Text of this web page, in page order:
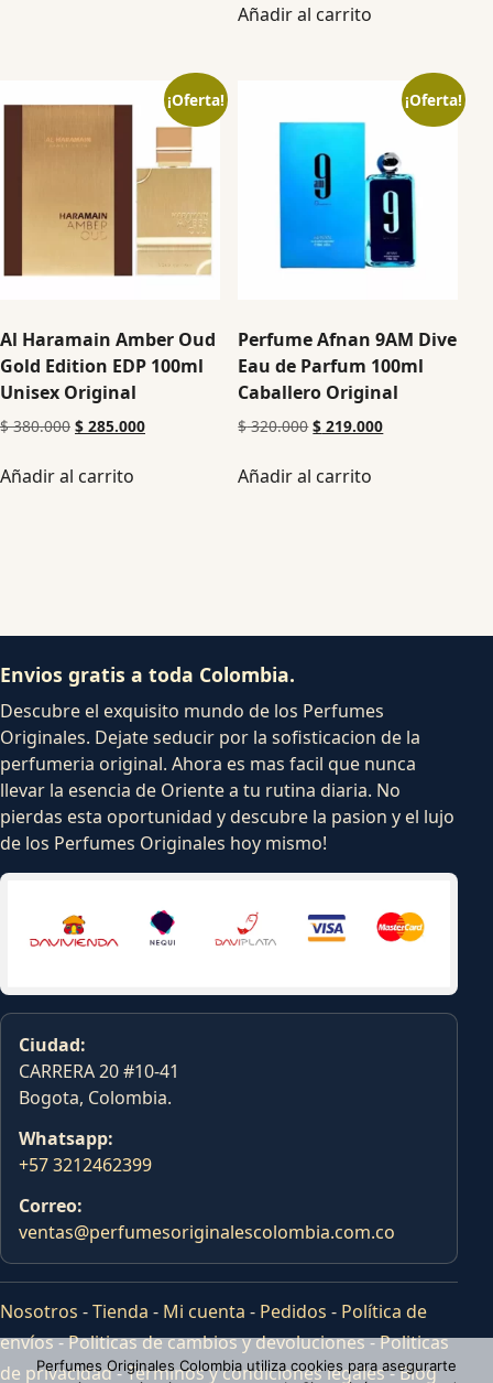
Añadir al carrito
¡Oferta!
Al Haramain Amber Oud
Gold Edition EDP 100ml
Unisex Original
$380.000 $ 285.000
Añadir al carrito
¡Oferta!
Perfume Afnan 9AM Dive
Eau de Parfum 100ml
Caballero Original
$320.000 $ 219.000
Añadir al carrito
Envios gratis a toda Colombia.
Descubre el exquisito mundo de los Perfumes
Originales. Dejate seducir por la sofisticacion de la
perfumeria original. Ahora es mas facil que nunca
llevar la esencia de Oriente a tu rutina diaria. No
pierdas esta oportunidad y descubre la pasion y el lujo
de los Perfumes Originales hoy mismo!
Ciudad:
CARRERA 20 #10-41
Bogota, Colombia.
Whatsapp:
+57 3212462399
Correo:
ventas@perfumesoriginalescolombia.com.co
Nosotros -Tienda - Mi cuenta - Pedidos - Política de
envíos-Politicas de cambios y devoluciones-Politicas
de privacidad-Terminos y condiciones legales-Blog
Perfumes Originales Colombia utiliza cookies para asegurarte